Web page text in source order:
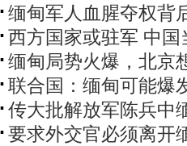
缅甸军人血腥夺权背
西方国家或驻军 中
缅甸局势火爆，北京
联合国：缅甸可能爆
传大批解放军陈兵中
要求外交官必须离开